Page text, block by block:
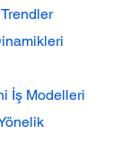
İş Modelleri